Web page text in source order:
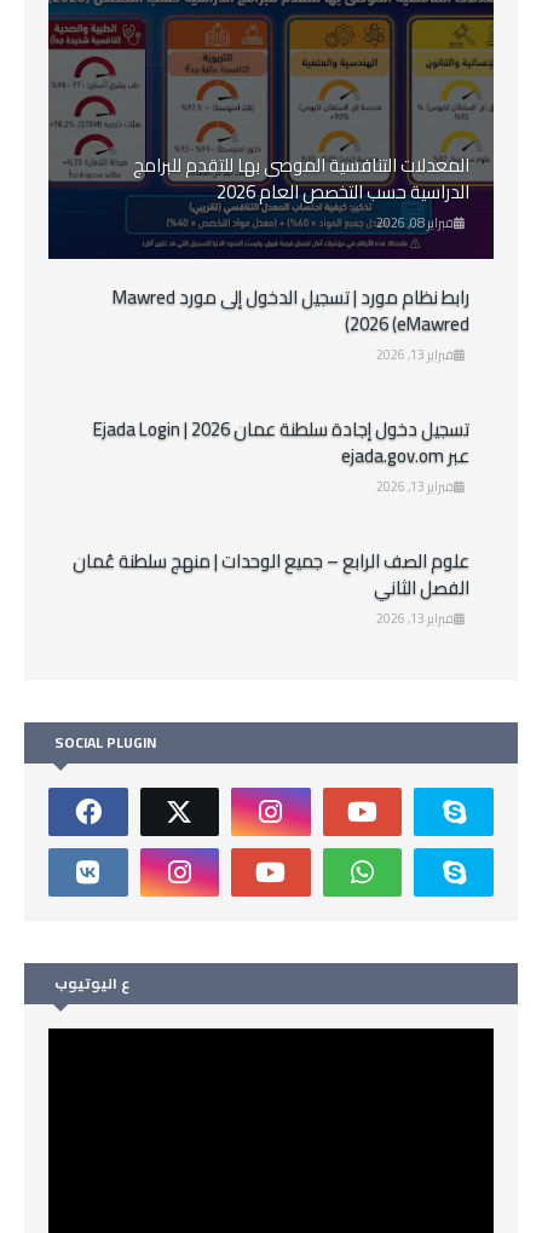
المعدلات التنافسية الموصى بها للتقدم للبرامج
الدراسية حسب التخصص العام 2026
فبراير 08, 2026
رابط نظام مورد | تسجيل الدخول إلى مورد Mawred
2026 (eMawred)
فبراير 13, 2026
تسجيل دخول إجادة سلطنة عمان 2026 | Ejada Login
عبر ejada.gov.om
فبراير 13, 2026
علوم الصف الرابع – جميع الوحدات | منهج سلطنة عُمان
الفصل الثاني
فبراير 13, 2026
SOCIAL PLUGIN
ع اليوتيوب